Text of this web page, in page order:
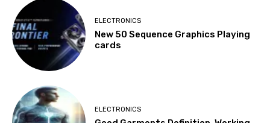
ELECTRONICS
New 50 Sequence Graphics Playing
cards
ELECTRONICS